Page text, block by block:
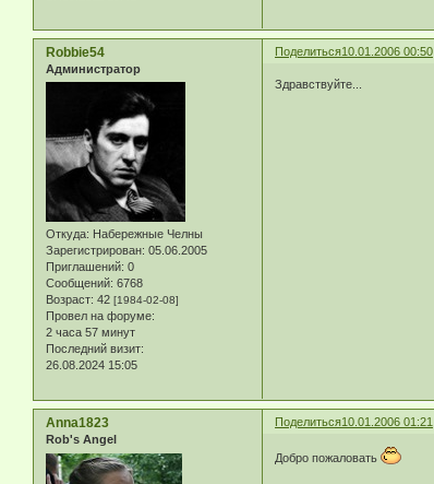
Поделиться10.01.2006 00:50
Robbie54
Администратор
Откуда: Набережные Челны
Зарегистрирован: 05.06.2005
Приглашений: 0
Сообщений: 6768
Возраст: 42 [1984-02-08]
Провел на форуме:
2 часа 57 минут
Последний визит:
26.08.2024 15:05
Здравствуйте...
Поделиться10.01.2006 01:21
Anna1823
Rob's Angel
Добро пожаловать